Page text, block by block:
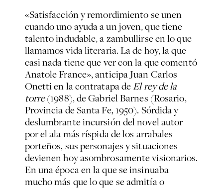
«Satisfacción y remordimiento se unen
cuando uno ayuda a un joven, que tiene
talento indudable, a zambullirse en lo que
llamamos vida literaria. La de hoy, la que
casi nada tiene que ver con la que comentó
Anatole France», anticipa Juan Carlos
Onetti en la contratapa deEl rey de la
torre(1988), de Gabriel Barnes (Rosario,
Provincia de Santa Fe, 1950). Sórdida y
deslumbrante incursión del novel autor
por el ala más ríspida de los arrabales
porteños, sus personajes y situaciones
devienen hoy asombrosamente visionarios.
En una época en la que se insinuaba
mucho más que lo que se admitía o